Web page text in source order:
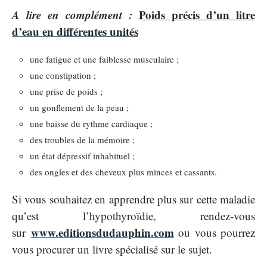
A lire en complément : Poids précis d’un litre
d’eau en différentes unités
une fatigue et une faiblesse musculaire ;
une constipation ;
une prise de poids ;
un gonflement de la peau ;
une baisse du rythme cardiaque ;
des troubles de la mémoire ;
un état dépressif inhabituel ;
des ongles et des cheveux plus minces et cassants.
Si vous souhaitez en apprendre plus sur cette maladie
qu’est l’hypothyroïdie, rendez-vous
sur www.editionsdudauphin.comou vous pourrez
vous procurer un livre spécialisé sur le sujet.